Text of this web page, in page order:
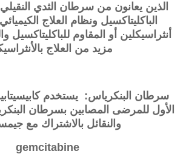
الذين يعانون من سرطان الثدي
الباكليتاكسيل ونظام العلاج
أنثراسيكلين أو المقاوم للباكليتاكسيل
مزيد من العلاج
سرطان البنكرياس: يستخدم
الأول للمرضى المصابين بسرطان
والنقائل بالاشتراك مع
gemcitabine